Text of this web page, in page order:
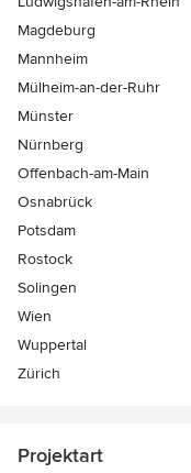
Magdeburg
Mannheim
Mülheim-an-der-Ruhr
Münster
Nürnberg
Offenbach-am-Main
Osnabrück
Potsdam
Rostock
Solingen
Wien
Wuppertal
Zürich
Projektart